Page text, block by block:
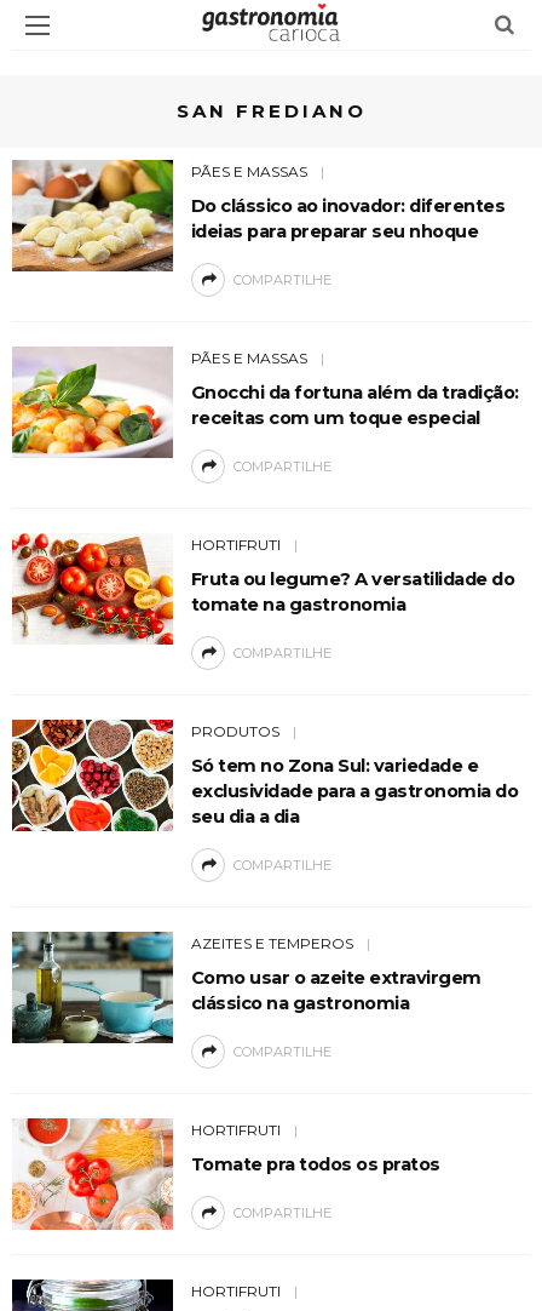
SAN FREDIANO
PÃES E MASSAS
Do clássico ao inovador: diferentes
ideias para preparar seu nhoque
COMPARTILHE
PÃES E MASSAS
Gnocchi da fortuna além da tradição:
receitas com um toque especial
COMPARTILHE
HORTIFRUTI
Fruta ou legume? A versatilidade do
tomate na gastronomia
COMPARTILHE
PRODUTOS
Só tem no Zona Sul: variedade e
exclusividade para a gastronomia do
seu dia a dia
COMPARTILHE
AZEITES E TEMPEROS
Como usar o azeite extravirgem
clássico na gastronomia
COMPARTILHE
HORTIFRUTI
Tomate pra todos os pratos
COMPARTILHE
HORTIFRUTI